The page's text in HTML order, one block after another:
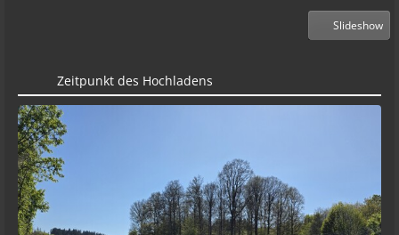
Slideshow
Zeitpunkt des Hochladens